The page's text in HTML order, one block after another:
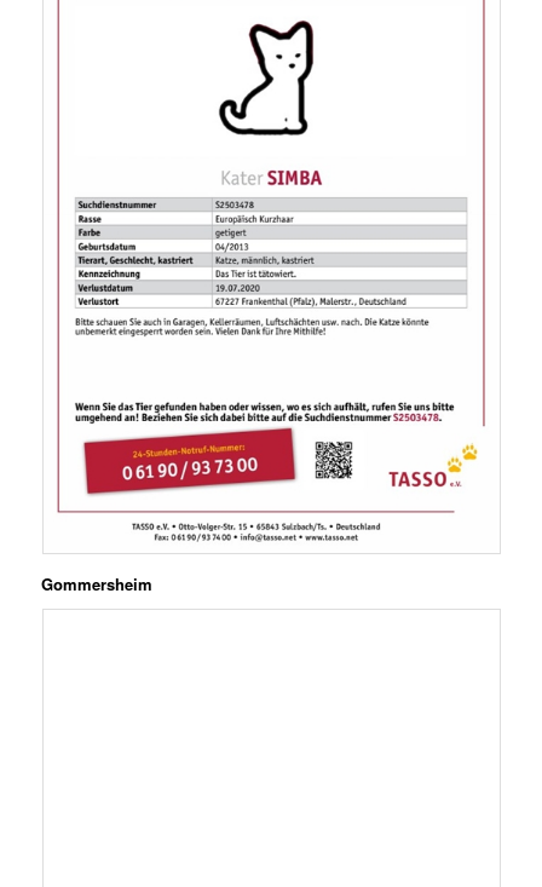
Gommersheim